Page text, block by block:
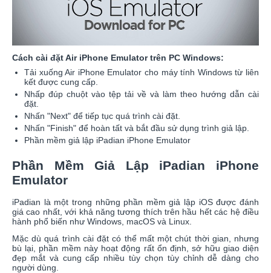
Cách cài đặt Air iPhone Emulator trên PC Windows:
Tải xuống Air iPhone Emulator cho máy tính Windows từ liên
kết được cung cấp.
Nhấp đúp chuột vào tệp tải về và làm theo hướng dẫn cài
đặt.
Nhấn "Next" để tiếp tục quá trình cài đặt.
Nhấn "Finish" để hoàn tất và bắt đầu sử dụng trình giả lập.
Phần mềm giả lập iPadian iPhone Emulator
Phần Mềm Giả Lập iPadian iPhone
Emulator
iPadian là một trong những phần mềm giả lập iOS được đánh
giá cao nhất, với khả năng tương thích trên hầu hết các hệ điều
hành phổ biến như Windows, macOS và Linux.
Mặc dù quá trình cài đặt có thể mất một chút thời gian, nhưng
bù lại, phần mềm này hoạt động rất ổn định, sở hữu giao diện
đẹp mắt và cung cấp nhiều tùy chọn tùy chỉnh dễ dàng cho
người dùng.